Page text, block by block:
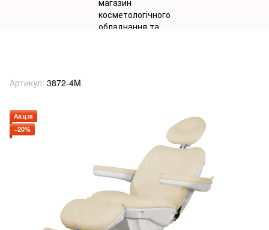
Артикул: 3872-4M
Акція
−20%